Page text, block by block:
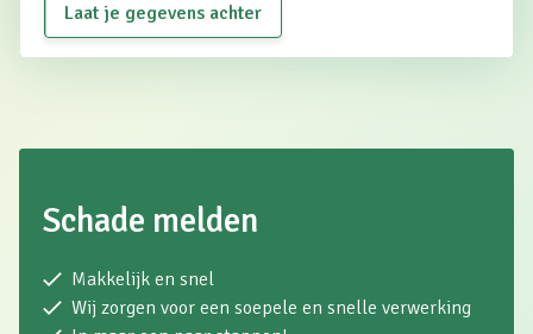
Laat je gegevens achter
Schade melden
Makkelijk en snel
Wij zorgen voor een soepele en snelle verwerking